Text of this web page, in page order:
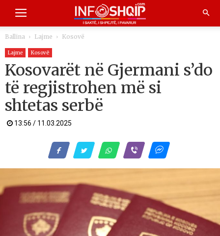
Ballina Lajme Kosovë
Lajme Kosovë
Kosovarët në Gjermani s’do
të regjistrohen më si
shtetas serbë
13:56 / 11.03.2025